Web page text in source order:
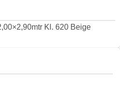
Kl. 620 Beige